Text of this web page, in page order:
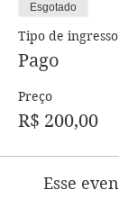
Esgotado
Tipo de ingresso
Pago
Preço
R$ 200,00
Esse